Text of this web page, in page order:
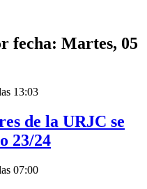
fecha: Martes, 05
13:03
de la URJC se
23/24
07:00